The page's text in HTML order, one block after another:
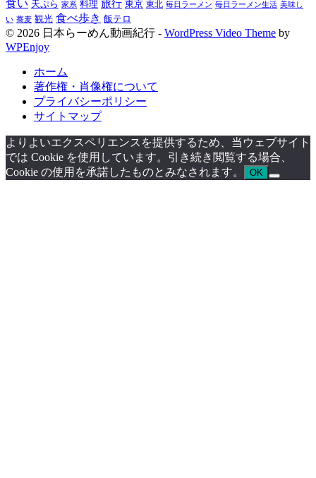
食い 天ぷら 家系 料理 旅行 東京 東北 毎日ラーメン 毎日ラーメン生活 美味し
い 蕎麦 観光 食べ歩き 飯テロ
© 2026 日本らーめん動画紀行 - WordPress Video Theme by
WPEnjoy
ホーム
著作権・肖像権について
プライバシーポリシー
サイトマップ
よりよいエクスペリエンスを提供するため、当ウェブサイト
では Cookie を使用しています。引き続き閲覧する場合、
Cookie の使用を承諾したものとみなされます。
OK